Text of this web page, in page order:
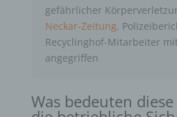
gefährlicher
Neckar-Zeitung,
Recyclinghof-Mitarbeiter
angegriffen
Was bedeuten